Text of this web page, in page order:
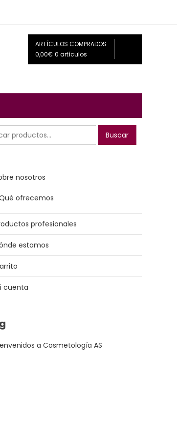
ARTÍCULOS COMPRADOS
0,00€ 0 artículos
7 disponibles
Buscar
nosotros
ofrecemos
profesionales
estamos
cuenta
a Cosmetología AS